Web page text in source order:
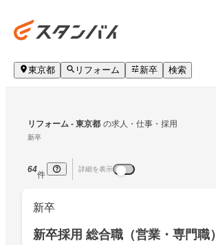
東京都 リフォーム 新卒 検索
リフォーム - 東京都 の求人・仕事・採用
新卒
64
件
詳細を表示
新卒
新卒採用 総合職（営業・専門職）